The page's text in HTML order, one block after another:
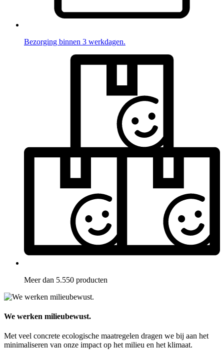
Bezorging binnen 3 werkdagen.
Meer dan 5.550 producten
We werken milieubewust.
Met veel concrete ecologische maatregelen dragen we bij aan het
minimaliseren van onze impact op het milieu en het klimaat.